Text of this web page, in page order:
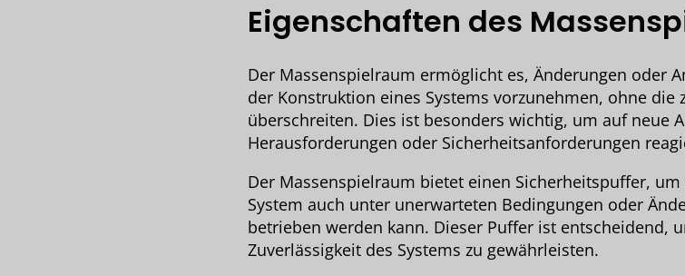
Eigenschaften des
Der Massenspielraum ermöglicht es, Änderungen oder
der Konstruktion eines Systems vorzunehmen, ohne die
überschreiten. Dies ist besonders wichtig, um auf neue
Herausforderungen oder Sicherheitsanforderungen
Der Massenspielraum bietet einen Sicherheitspuffer,
System auch unter unerwarteten Bedingungen oder
betrieben werden kann. Dieser Puffer ist entscheidend,
Zuverlässigkeit des Systems zu gewährleisten.